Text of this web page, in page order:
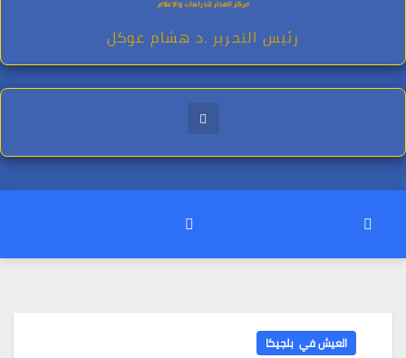
رئيس التحرير .د هشام عوكل
العيش في بلجيكا